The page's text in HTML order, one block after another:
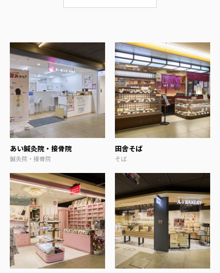
あい鍼灸院・接骨院
鍼灸院・接骨院
田舎そば
そば